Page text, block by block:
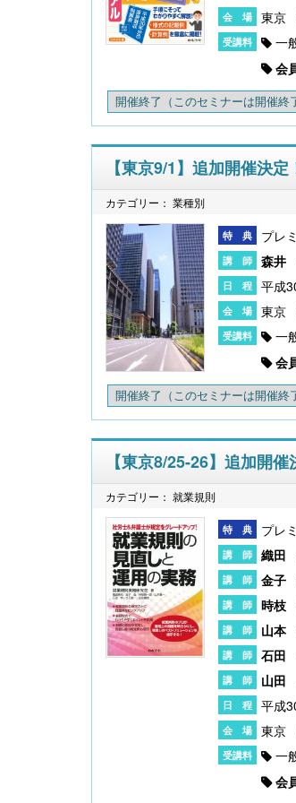
東京
一
会
開催終了 （このセミナーは開催終
【東京9/1】追加開催決
カテゴリー： 業種別
プレ
森井
平成
東京
一
会
開催終了 （このセミナーは開催終
【東京8/25-26】追加開
カテゴリー： 就業規則
プレ
織田
金子
時枝
山本
石田
山田
平成
東京
一
会